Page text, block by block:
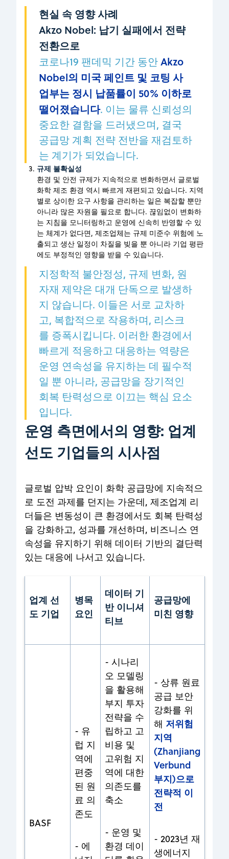
현실 속 영향 사례
Akzo Nobel: 납기 실패에서 전략
전환으로
코로나19 팬데믹 기간 동안Akzo
Nobel의 미국 페인트 및 코팅 사
업부는 정시 납품률이 50% 이하로
떨어졌습니다. 이는 물류 신뢰성의
중요한 결함을 드러냈으며, 결국
공급망 계획 전략 전반을 재검토하
는 계기가 되었습니다.
규제 불확실성
환경 및 안전 규제가 지속적으로 변화하면서 글로벌
화학 제조 환경 역시 빠르게 재편되고 있습니다. 지역
별로 상이한 요구 사항을 관리하는 일은 복잡할 뿐만
아니라 많은 자원을 필요로 합니다. 끊임없이 변화하
는 지침을 모니터링하고 운영에 신속히 반영할 수 있
는 체계가 없다면, 제조업체는 규제 미준수 위험에 노
출되고 생산 일정이 차질을 빚을 뿐 아니라 기업 평판
에도 부정적인 영향을 받을 수 있습니다.
지정학적 불안정성, 규제 변화, 원
자재 제약은 대개 단독으로 발생하
지 않습니다. 이들은 서로 교차하
고, 복합적으로 작용하며, 리스크
를 증폭시킵니다. 이러한 환경에서
빠르게 적응하고 대응하는 역량은
운영 연속성을 유지하는 데 필수적
일 뿐 아니라, 공급망을 장기적인
회복 탄력성으로 이끄는 핵심 요소
입니다.
운영 측면에서의 영향: 업계
선도 기업들의 시사점
글로벌 압박 요인이 화학 공급망에 지속적으
로 도전 과제를 던지는 가운데, 제조업계 리
더들은 변동성이 큰 환경에서도 회복 탄력성
을 강화하고, 성과를 개선하며, 비즈니스 연
속성을 유지하기 위해 데이터 기반의 결단력
있는 대응에 나서고 있습니다.
업계 선
도 기업
병목
요인
데이터 기
반 이니셔
티브
공급망에
미친 영향
BASF
- 유
럽 지
역에
편중
된 원
료 의
존도
- 에
- 시나리
오 모델링
을 활용해
부지 투자
전략을 수
립하고 고
비용 및
고위험 지
역에 대한
의존도를
축소
- 운영 및
환경 데이
- 상류 원료
공급 보안
강화를 위
해 저위험
지역
(Zhanjiang
Verbund
부지)으로
전략적 이
전
- 2023년 재
생에너지